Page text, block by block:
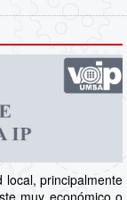
local, principalmente